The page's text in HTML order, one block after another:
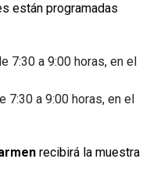
están programadas
7:30 a 9:00 horas, en el
7:30 a 9:00 horas, en el
recibirá la muestra